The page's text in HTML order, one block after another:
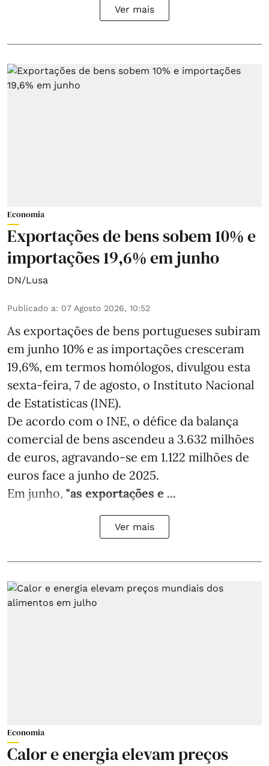
Ver mais
Economia
Exportações de bens sobem 10% e
importações 19,6% em junho
DN/Lusa
Publicado a: 07 Agosto 2026, 10:52
As exportações de bens portugueses subiram
em junho 10% e as importações cresceram
19,6%, em termos homólogos, divulgou esta
sexta-feira, 7 de agosto, o Instituto Nacional
de Estatísticas (INE).
De acordo com o INE, o défice da balança
comercial de bens ascendeu a 3.632 milhões
de euros, agravando-se em 1.122 milhões de
euros face a junho de 2025.
Em junho, "as exportações e ...
Ver mais
Economia
Calor e energia elevam preços